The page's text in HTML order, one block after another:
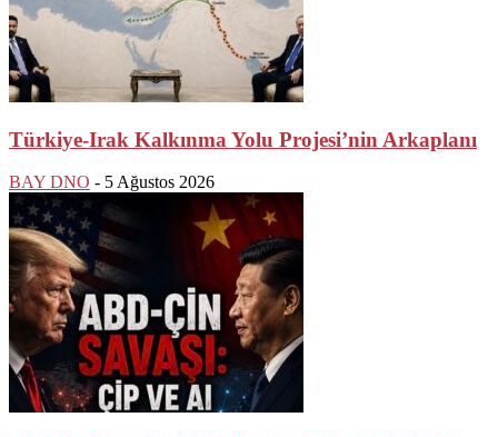
Türkiye-Irak Kalkınma Yolu Projesi’nin Arkaplanı
BAY DNO - 5 Ağustos 2026